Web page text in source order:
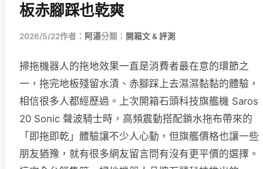
板赤腳踩也乾爽
2026/5/22作者： 阿湯分類： 開箱文 & 評測
掃拖機器人的拖地效果一直是消費者最在意的環節之
一，拖完地板殘留水漬、赤腳踩上去濕濕黏黏的體驗，
相信很多人都經歷過。上次開箱石頭科技旗艦機 Saros
20 Sonic 聲波騎士時，高頻震動搭配鎖水拖布帶來的
「即拖即乾」體驗讓不少人心動，但旗艦價格也讓一些
朋友猶豫，就有很多網友留言問有沒有更平價的選擇。